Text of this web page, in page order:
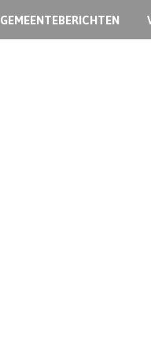
GEMEENTEBERICHTEN